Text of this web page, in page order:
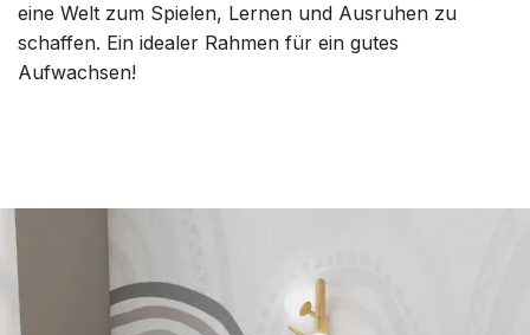
eine Welt zum Spielen, Lernen und Ausruhen zu
schaffen. Ein idealer Rahmen für ein gutes
Aufwachsen!